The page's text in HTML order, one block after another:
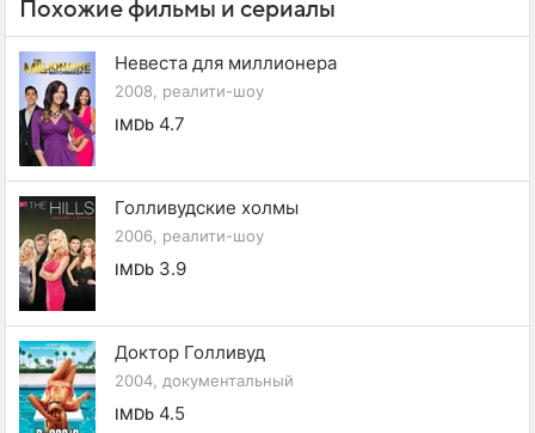
Похожие фильмы и сериалы
Невеста для миллионера
2008, реалити-шоу
IMDb 4.7
Голливудские холмы
2006, реалити-шоу
IMDb 3.9
Доктор Голливуд
2004, документальный
IMDb 4.5